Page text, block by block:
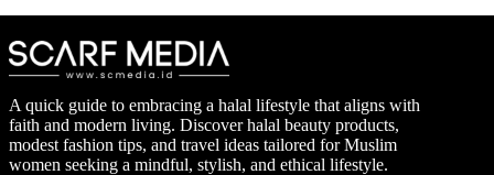
A quick guide to embracing a halal lifestyle that aligns with
faith and modern living. Discover halal beauty products,
modest fashion tips, and travel ideas tailored for Muslim
women seeking a mindful, stylish, and ethical lifestyle.